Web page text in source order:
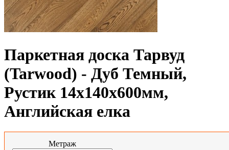
Паркетная доска Тарвуд
(Tarwood) - Дуб Темный,
Рустик 14х140х600мм,
Английская елка
Метраж